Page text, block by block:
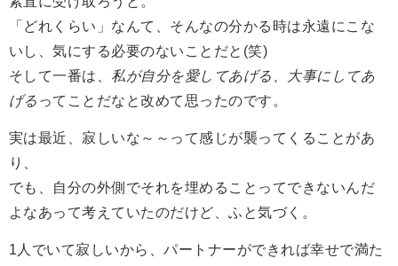
「どれくらい」なんて、そんなの分かる時は永遠にこな
いし、気にする必要のないことだと(笑)
そして一番は、 私が自分を愛してあげる、大事にしてあ
げる ってことだなと改めて思ったのです。
実は最近、寂しいな～～って感じが襲ってくることがあ
り、
でも、自分の外側でそれを埋めることってできないんだ
よなあって考えていたのだけど、ふと気づく。
1人でいて寂しいから、パートナーができれば幸せで満た